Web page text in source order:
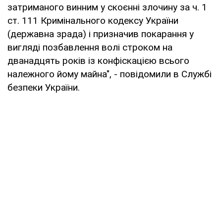
затриманого винним у скоєнні злочину за ч. 1
ст. 111 Кримінального кодексу України
(державна зрада) і призначив покарання у
вигляді позбавлення волі строком на
дванадцять років із конфіскацією всього
належного йому майна", - повідомили в Службі
безпеки України.